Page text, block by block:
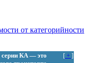
от категорийности
[+ ]
серии КА — это